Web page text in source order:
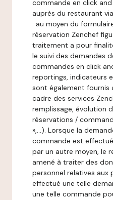
commande en click
auprès du restaurant
: au moyen du
réservation Zenchef
traitement a pour
le suivi des demandes
commandes en click
reportings, indicateurs
sont également fournis
cadre des services
remplissage, évolution
réservations /
»,…). Lorsque la
commande est
par un autre moyen, le
amené à traiter des
personnel relatives aux
effectué une telle
une telle commande